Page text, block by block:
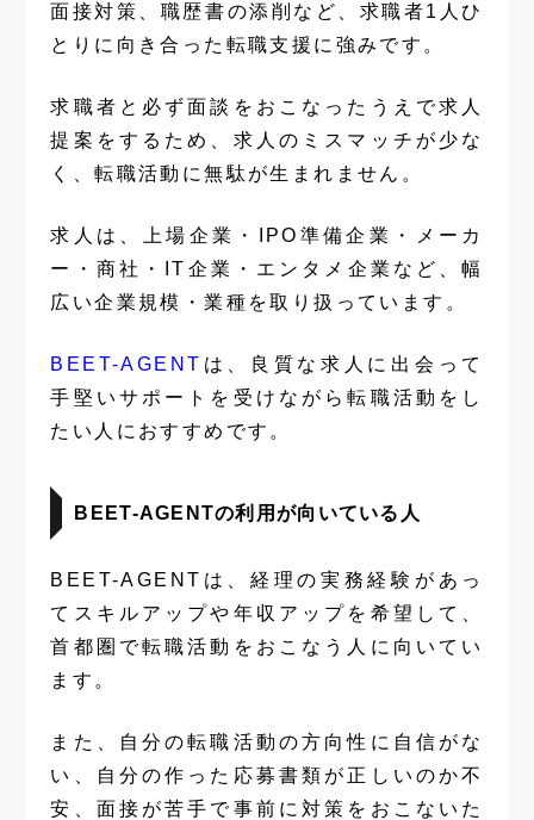
面接対策、職歴書の添削など、求職者1人ひ
とりに向き合った転職支援に強みです。
求職者と必ず面談をおこなったうえで求人
提案をするため、求人のミスマッチが少な
く、転職活動に無駄が生まれません。
求人は、上場企業・IPO準備企業・メーカ
ー・商社・IT企業・エンタメ企業など、幅
広い企業規模・業種を取り扱っています。
BEET-AGENT は、良質な求人に出会って
手堅いサポートを受けながら転職活動をし
たい人におすすめです。
BEET-AGENTの利用が向いている人
BEET-AGENTは、経理の実務経験があっ
てスキルアップや年収アップを希望して、
首都圏で転職活動をおこなう人に向いてい
ます。
また、自分の転職活動の方向性に自信がな
い、自分の作った応募書類が正しいのか不
安、面接が苦手で事前に対策をおこないた